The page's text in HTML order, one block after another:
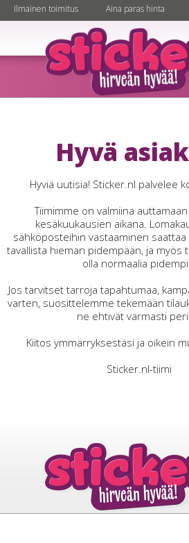
Hyvä
Hyviä uutisia! Sticker.nl palvelee
Tiimimme on valmiina
kesäkuukausien aikana.
sähköposteihin vastaaminen
tavallista hieman pidempään, ja myös
olla normaalia
Jos tarvitset tarroja tapahtumaa,
varten, suosittelemme tekemään
ne ehtivät varmasti
Kiitos ymmärryksestäsi ja oikein
Sticker.nl-tiimi
Läpinäkyvät
tarrat ovat täydellisiä
lasipinnoille, pakkauksiin,
viimeistellyn ja
valkopainatuksella lisäselkeyden
muodoissa ja ko’oissa,
brändäykseen, etiketteihin
toimitus Suomessa.
UV- ja säänkestävä
Sisä- ja ulkokäyttöön
Laminointi mahdollista
Pysyvästi tarttuva
Ilmainen toimitus Aina paras hinta